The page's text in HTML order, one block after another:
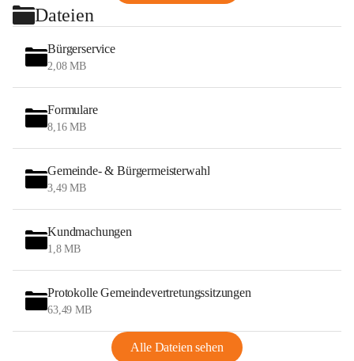
Dateien
Bürgerservice
2,08 MB
Formulare
8,16 MB
Gemeinde- & Bürgermeisterwahl
3,49 MB
Kundmachungen
1,8 MB
Protokolle Gemeindevertretungssitzungen
63,49 MB
Alle Dateien sehen